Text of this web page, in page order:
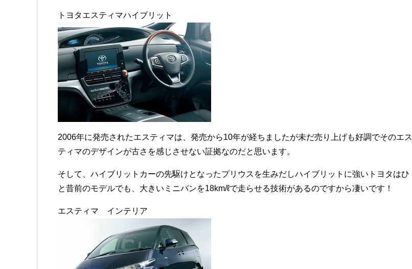
トヨタエスティマハイブリット
2006年に発売されたエスティマは、発売から10年が経ちましたが未だ売り上げも好調でそのエス
ティマのデザインが古さを感じさせない証拠なのだと思います。
そして、ハイブリットカーの先駆けとなったプリウスを生みだしハイブリットに強いトヨタはひ
と昔前のモデルでも、大きいミニバンを18km/ℓで走らせる技術があるのですから凄いです！
エスティマ インテリア